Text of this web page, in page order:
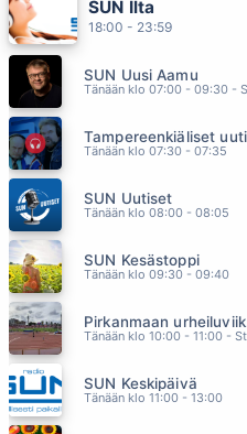
RAKKAUDEN ROINAA
SIRPA
KAKSI
HUONOJA IDEOITA
SUN Ilta
18:00 - 23:59
SUN Uusi Aamu
Tänään klo 07:30 - 07:35
SUN Uutiset
Tänään klo 08:00 - 08:05
SUN Kesästoppi
Tänään klo 09:30 - 09:40
SUN Keskipäivä
Tänään klo 11:00 - 13:00